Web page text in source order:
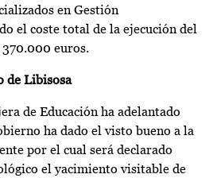
en Gestión
el coste total de la ejecución del
370.000 euros.
de Libisosa
de Educación ha adelantado
ha dado el visto bueno a la
por el cual será declarado
el yacimiento visitable de